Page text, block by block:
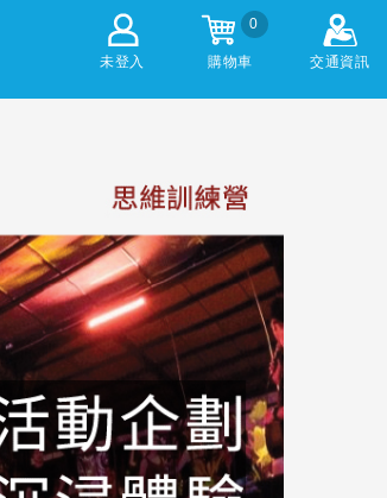
未登入
0
購物車 交通資訊